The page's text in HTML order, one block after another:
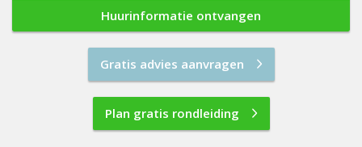
Huurinformatie ontvangen
Gratis advies aanvragen
Plan gratis rondleiding